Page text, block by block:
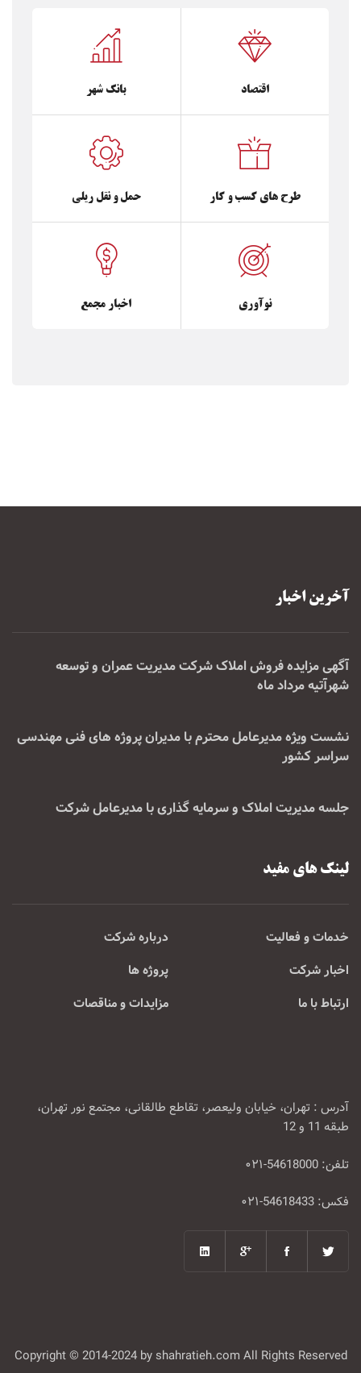
اقتصاد بانک شهر
طرح های کسب و کار حمل و نقل ریلی
نوآوری اخبار مجمع
آخرین اخبار
آگهی مزایده فروش املاک شرکت مدیریت عمران و توسعه
شهرآتیه مرداد ماه
نشست ویژه مدیرعامل محترم با مدیران پروژه های فنی مهندسی
سراسر کشور
جلسه مدیریت املاک و سرمایه گذاری با مدیرعامل شرکت
لینک های مفید
خدمات و فعالیت
درباره شرکت
اخبار شرکت
پروژه ها
ارتباط با ما
مزایدات و مناقصات
آدرس : تهران، خیابان ولیعصر، تقاطع طالقانی، مجتمع نور تهران،
طبقه 11 و 12
تلفن: 54618000-۰۲۱
فکس: 54618433-۰۲۱
Copyright © 2014-2024 by shahratieh.com All Rights Reserved